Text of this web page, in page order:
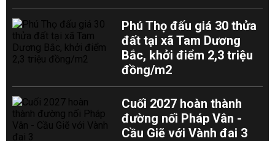
Phú Thọ đấu giá 30 thửa
đất tại xã Tam Dương
Bắc, khởi điểm 2,3 triệu
đồng/m2
Cuối 2027 hoàn thành
đường nối Pháp Vân -
Cầu Giẽ với Vành đai 3